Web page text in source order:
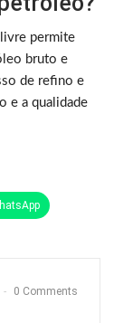
permite
bruto e
de refino e
e a qualidade
0 Comments